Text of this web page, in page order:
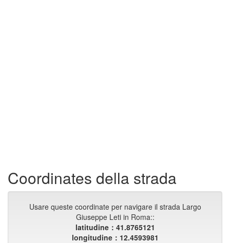
Coordinates della strada
Usare queste coordinate per navigare il strada Largo
Giuseppe Leti in Roma::
latitudine：41.8765121
longitudine：12.4593981